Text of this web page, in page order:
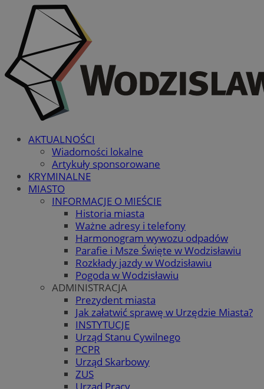
AKTUALNOŚCI
Wiadomości lokalne
Artykuły sponsorowane
KRYMINALNE
MIASTO
INFORMACJE O MIEŚCIE
Historia miasta
Ważne adresy i telefony
Harmonogram wywozu odpadów
Parafie i Msze Święte w Wodzisławiu
Rozkłady jazdy w Wodzisławiu
Pogoda w Wodzisławiu
ADMINISTRACJA
Prezydent miasta
Jak załatwić sprawę w Urzędzie Miasta?
INSTYTUCJE
Urząd Stanu Cywilnego
PCPR
Urząd Skarbowy
ZUS